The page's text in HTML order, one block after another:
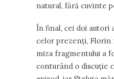
natural, fără cuvinte
În final, cei doi autori
celor prezenți, Florin
miza fragmentului a
conturând o discuție